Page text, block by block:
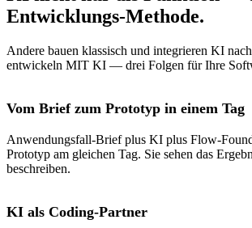
Entwicklungs-Methode.
Andere bauen klassisch und integrieren KI
entwickeln MIT KI — drei Folgen für Ihre
Vom Brief zum Prototyp in einem Tag
Anwendungsfall-Brief plus KI plus Flow-
Prototyp am gleichen Tag. Sie sehen das
beschreiben.
KI als Coding-Partner